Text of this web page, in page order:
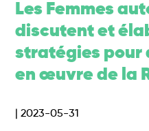
Les Femmes
discutent et
stratégies pour
en œuvre de la
| 2023-05-31